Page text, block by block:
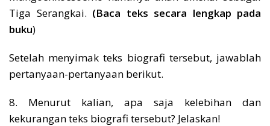
Tiga Serangkai. (Baca teks secara lengkap pada
buku)
Setelah menyimak teks biografi tersebut, jawablah
pertanyaan-pertanyaan berikut.
8. Menurut kalian, apa saja kelebihan dan
kekurangan teks biografi tersebut? Jelaskan!